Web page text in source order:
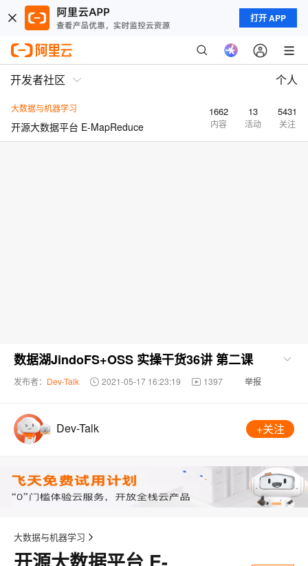
打开 APP
开发者社区 个人
大数据与机器学习
开源大数据平台 E-MapReduce
1662
内容
13
活动
5431
关注
数据湖JindoFS+OSS 实操干货36讲 第二课
发布者： Dev-Talk 2021-05-17 16:23:19 1397 举报
Dev-Talk +关注
大数据与机器学习